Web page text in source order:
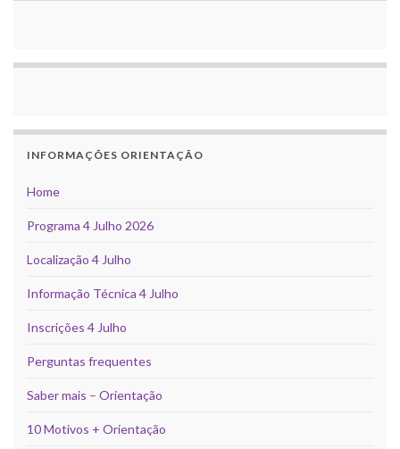
INFORMAÇÕES ORIENTAÇÃO
Home
Programa 4 Julho 2026
Localização 4 Julho
Informação Técnica 4 Julho
Inscrições 4 Julho
Perguntas frequentes
Saber mais – Orientação
10 Motivos + Orientação